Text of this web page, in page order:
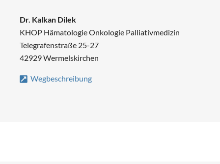
Dr. Kalkan Dilek
KHOP Hämatologie Onkologie Palliativmedizin
Telegrafenstraße 25-27
42929 Wermelskirchen
Wegbeschreibung